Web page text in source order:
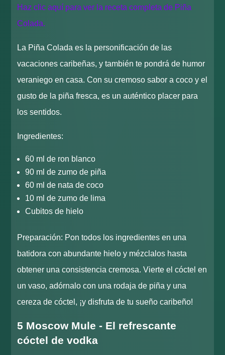
Haz clic aquí para ver la receta completa de Piña
Colada.
La Piña Colada es la personificación de las
vacaciones caribeñas, y también te pondrá de humor
veraniego en casa. Con su cremoso sabor a coco y el
gusto de la piña fresca, es un auténtico placer para
los sentidos.
Ingredientes:
60 ml de ron blanco
90 ml de zumo de piña
60 ml de nata de coco
10 ml de zumo de lima
Cubitos de hielo
Preparación: Pon todos los ingredientes en una
batidora con abundante hielo y mézclalos hasta
obtener una consistencia cremosa. Vierte el cóctel en
un vaso, adórnalo con una rodaja de piña y una
cereza de cóctel, ¡y disfruta de tu sueño caribeño!
5 Moscow Mule - El refrescante
cóctel de vodka